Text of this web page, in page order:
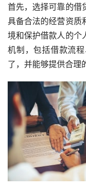
首先，选择可靠的借
具备合法的经营资质
境和保护借款人的个
机制，包括借款流
了，并能够提供合理